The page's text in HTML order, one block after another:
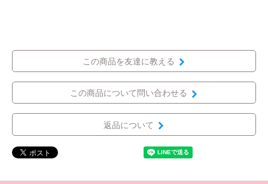
この商品を友達に教える
この商品について問い合わせる
返品について